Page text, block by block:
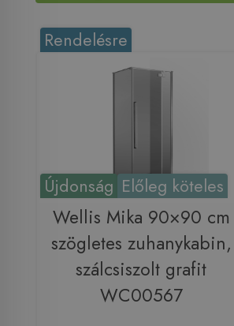
Újdonság Előleg köteles
Rendelésre
Wellis Mika 90×90 cm
szögletes zuhanykabin,
szálcsiszolt grafit
WC00567